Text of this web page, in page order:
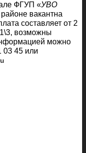
ФГУП «УВО
вакантна
составляет от 2
возможны
можно
03 45 или